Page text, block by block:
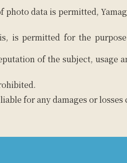
data is permitted,
is permitted for the
of the subject, usage
for any damages or losses